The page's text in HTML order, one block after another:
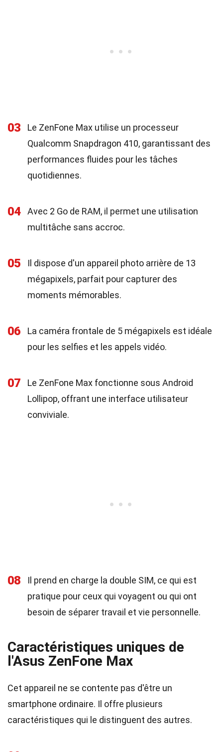
03
Le ZenFone Max utilise un processeur
Qualcomm Snapdragon 410, garantissant des
performances fluides pour les tâches
quotidiennes.
04
Avec 2 Go de RAM, il permet une utilisation
multitâche sans accroc.
05
Il dispose d'un appareil photo arrière de 13
mégapixels, parfait pour capturer des
moments mémorables.
06
La caméra frontale de 5 mégapixels est idéale
pour les selfies et les appels vidéo.
07
Le ZenFone Max fonctionne sous Android
Lollipop, offrant une interface utilisateur
conviviale.
08
Il prend en charge la double SIM, ce qui est
pratique pour ceux qui voyagent ou qui ont
besoin de séparer travail et vie personnelle.
Caractéristiques uniques de
l'Asus ZenFone Max
Cet appareil ne se contente pas d'être un
smartphone ordinaire. Il offre plusieurs
caractéristiques qui le distinguent des autres.